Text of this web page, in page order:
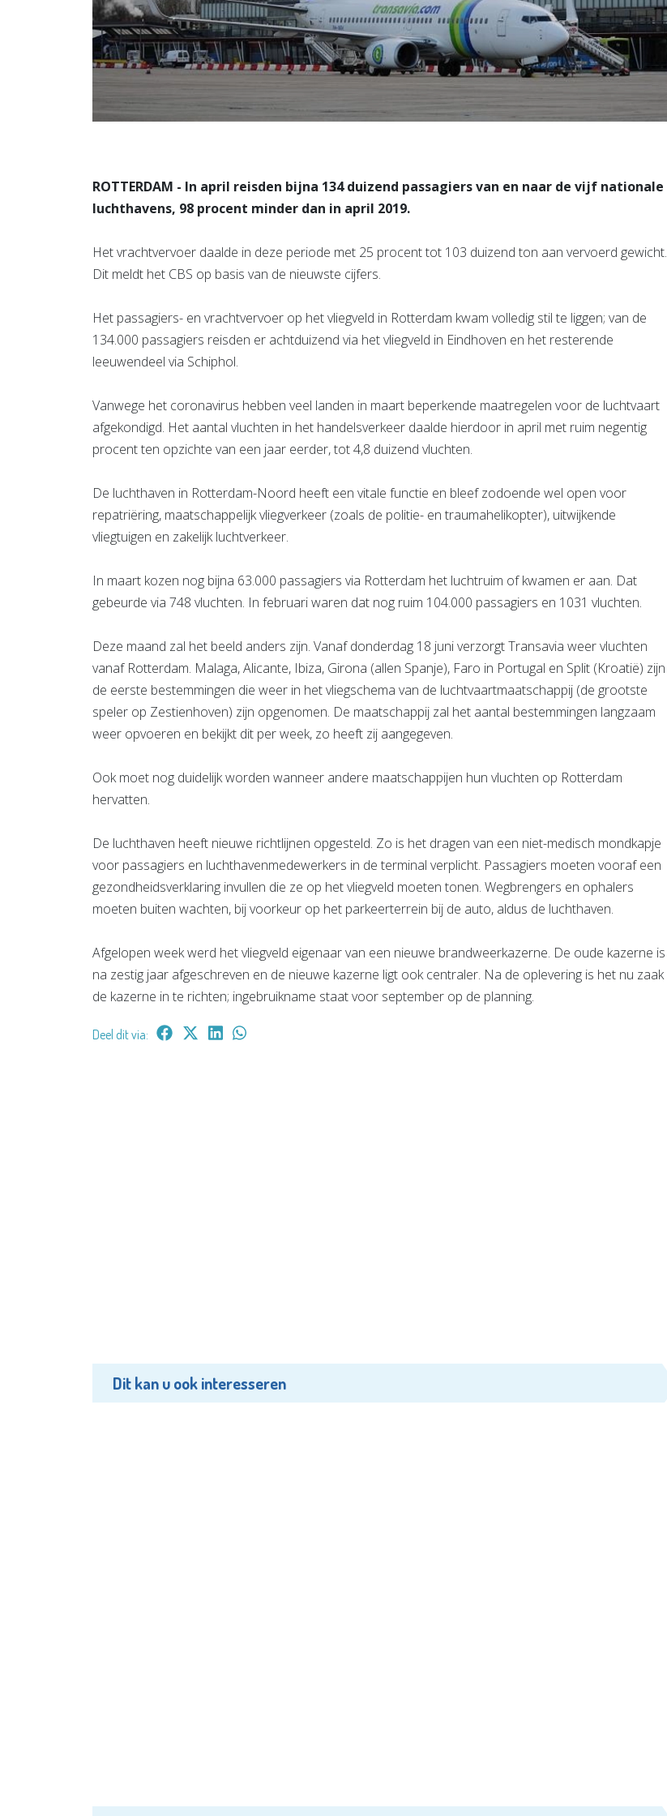
ROTTERDAM - In april reisden bijna 134 duizend passagiers van en naar de vijf nationale
luchthavens, 98 procent minder dan in april 2019.
Het vrachtvervoer daalde in deze periode met 25 procent tot 103 duizend ton aan vervoerd gewicht.
Dit meldt het CBS op basis van de nieuwste cijfers.
Het passagiers- en vrachtvervoer op het vliegveld in Rotterdam kwam volledig stil te liggen; van de
134.000 passagiers reisden er achtduizend via het vliegveld in Eindhoven en het resterende
leeuwendeel via Schiphol.
Vanwege het coronavirus hebben veel landen in maart beperkende maatregelen voor de luchtvaart
afgekondigd. Het aantal vluchten in het handelsverkeer daalde hierdoor in april met ruim negentig
procent ten opzichte van een jaar eerder, tot 4,8 duizend vluchten.
De luchthaven in Rotterdam-Noord heeft een vitale functie en bleef zodoende wel open voor
repatriëring, maatschappelijk vliegverkeer (zoals de politie- en traumahelikopter), uitwijkende
vliegtuigen en zakelijk luchtverkeer.
In maart kozen nog bijna 63.000 passagiers via Rotterdam het luchtruim of kwamen er aan. Dat
gebeurde via 748 vluchten. In februari waren dat nog ruim 104.000 passagiers en 1031 vluchten.
Deze maand zal het beeld anders zijn. Vanaf donderdag 18 juni verzorgt Transavia weer vluchten
vanaf Rotterdam. Malaga, Alicante, Ibiza, Girona (allen Spanje), Faro in Portugal en Split (Kroatië) zijn
de eerste bestemmingen die weer in het vliegschema van de luchtvaartmaatschappij (de grootste
speler op Zestienhoven) zijn opgenomen. De maatschappij zal het aantal bestemmingen langzaam
weer opvoeren en bekijkt dit per week, zo heeft zij aangegeven.
Ook moet nog duidelijk worden wanneer andere maatschappijen hun vluchten op Rotterdam
hervatten.
De luchthaven heeft nieuwe richtlijnen opgesteld. Zo is het dragen van een niet-medisch mondkapje
voor passagiers en luchthavenmedewerkers in de terminal verplicht. Passagiers moeten vooraf een
gezondheidsverklaring invullen die ze op het vliegveld moeten tonen. Wegbrengers en ophalers
moeten buiten wachten, bij voorkeur op het parkeerterrein bij de auto, aldus de luchthaven.
Afgelopen week werd het vliegveld eigenaar van een nieuwe brandweerkazerne. De oude kazerne is
na zestig jaar afgeschreven en de nieuwe kazerne ligt ook centraler. Na de oplevering is het nu zaak
de kazerne in te richten; ingebruikname staat voor september op de planning.
Deel dit via:
Dit kan u ook interesseren